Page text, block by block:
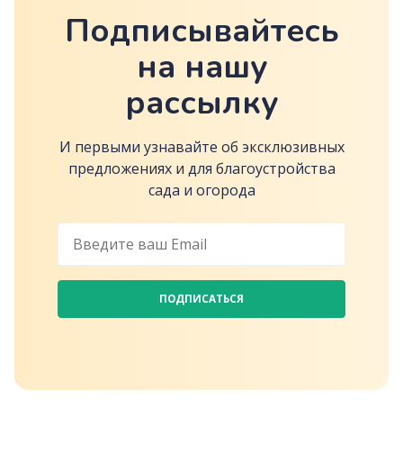
Подписывайтесь
на нашу
рассылку
И первыми узнавайте об эксклюзивных
предложениях и для благоустройства
сада и огорода
ПОДПИСАТЬСЯ